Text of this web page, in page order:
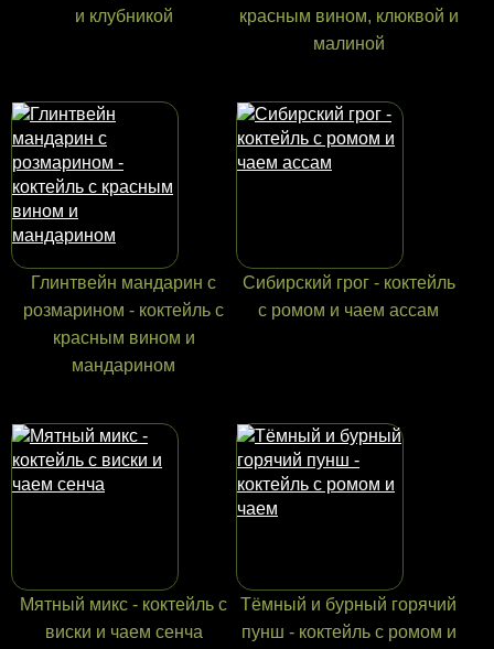
и клубникой
красным вином, клюквой и
малиной
Глинтвейн мандарин с
розмарином - коктейль с
красным вином и
мандарином
Сибирский грог - коктейль
с ромом и чаем ассам
Мятный микс - коктейль с
виски и чаем сенча
Тёмный и бурный горячий
пунш - коктейль с ромом и